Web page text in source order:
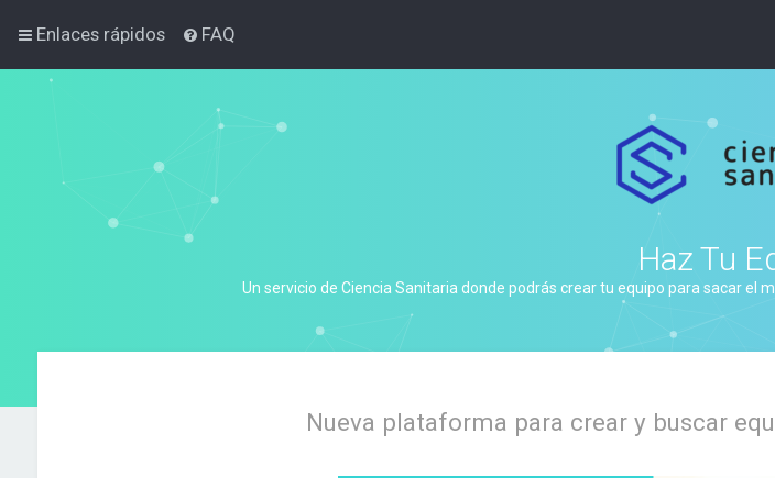
Enlaces rápidos FAQ
Haz Tu
Un servicio de Ciencia Sanitaria donde podrás crear tu equipo para sacar el
Nueva plataforma para crear y buscar